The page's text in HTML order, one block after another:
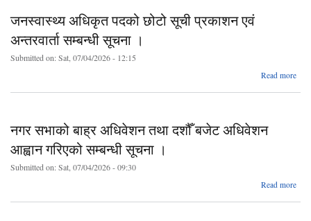
जनस्वास्थ्य अधिकृत पदको छोटो सूची प्रकाशन एवं
अन्तरवार्ता सम्बन्धी सूचना ।
Submitted on:Sat, 07/04/2026 - 12:15
Read more
नगर सभाको बाह्र अधिवेशन तथा दशौँ बजेट अधिवेशन
आह्वान गरिएको सम्बन्धी सूचना ।
Submitted on:Sat, 07/04/2026 - 09:30
Read more